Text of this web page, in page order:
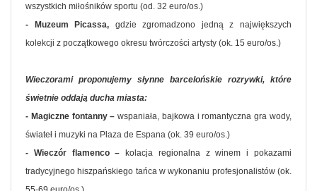
wszystkich miłośników sportu (od. 32 euro/os.)
- Muzeum Picassa, gdzie zgromadzono jedną z największych
kolekcji z początkowego okresu twórczości artysty (ok. 15 euro/os.)
Wieczorami proponujemy słynne barcelońskie rozrywki, które
świetnie oddają ducha miasta:
- Magiczne fontanny – wspaniała, bajkowa i romantyczna gra wody,
świateł i muzyki na Plaza de Espana (ok. 39 euro/os.)
- Wieczór flamenco – kolacja regionalna z winem i pokazami
tradycyjnego hiszpańskiego tańca w wykonaniu profesjonalistów (ok.